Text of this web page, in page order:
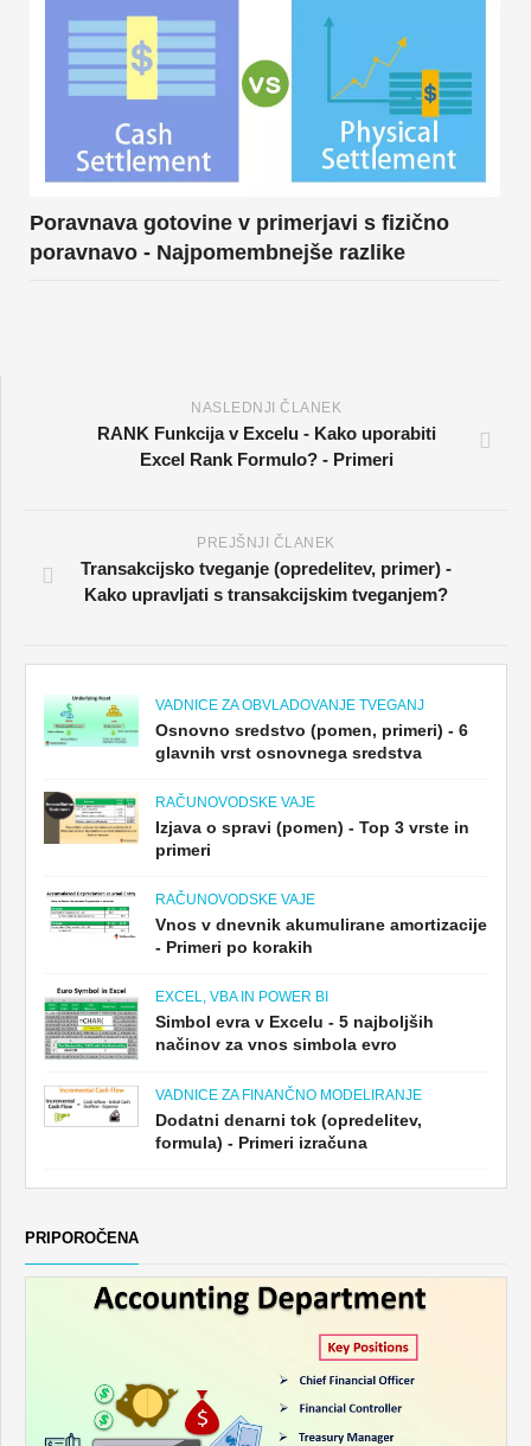
Poravnava gotovine v primerjavi s fizično
poravnavo - Najpomembnejše razlike
NASLEDNJI ČLANEK
RANK Funkcija v Excelu - Kako uporabiti
Excel Rank Formulo? - Primeri
PREJŠNJI ČLANEK
Transakcijsko tveganje (opredelitev, primer) -
Kako upravljati s transakcijskim tveganjem?
VADNICE ZA OBVLADOVANJE TVEGANJ
Osnovno sredstvo (pomen, primeri) - 6
glavnih vrst osnovnega sredstva
RAČUNOVODSKE VAJE
Izjava o spravi (pomen) - Top 3 vrste in
primeri
RAČUNOVODSKE VAJE
Vnos v dnevnik akumulirane amortizacije
- Primeri po korakih
EXCEL, VBA IN POWER BI
Simbol evra v Excelu - 5 najboljših
načinov za vnos simbola evro
VADNICE ZA FINANČNO MODELIRANJE
Dodatni denarni tok (opredelitev,
formula) - Primeri izračuna
PRIPOROČENA